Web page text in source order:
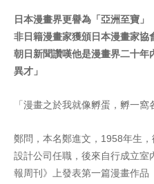
日本漫畫界更譽為「亞洲至寶」
非日籍漫畫家獲頒日本漫畫家協
朝日新聞讚嘆他是漫畫界二十年
異才」
「漫畫之於我就像孵蛋，孵一
鄭問，本名鄭進文，1958年生
設計公司任職，後來自行成立
報周刊》上發表第一篇漫畫作品